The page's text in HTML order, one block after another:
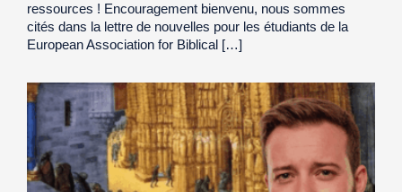
ressources ! Encouragement bienvenu, nous sommes
cités dans la lettre de nouvelles pour les étudiants de la
European Association for Biblical […]